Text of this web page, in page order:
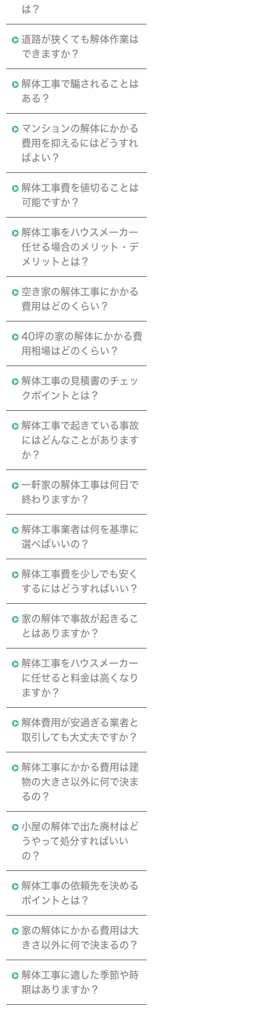
は？
道路が狭くても解体作業は
できますか？
解体工事で騙されることは
ある？
マンションの解体にかかる
費用を抑えるにはどうすれ
ばよい？
解体工事費を値切ることは
可能ですか？
解体工事をハウスメーカー
任せる場合のメリット・デ
メリットとは？
空き家の解体工事にかかる
費用はどのくらい？
40坪の家の解体にかかる費
用相場はどのくらい？
解体工事の見積書のチェッ
クポイントとは？
解体工事で起きている事故
にはどんなことがあります
か？
一軒家の解体工事は何日で
終わりますか？
解体工事業者は何を基準に
選べばいいの？
解体工事費を少しでも安く
するにはどうすればいい？
家の解体で事故が起きるこ
とはありますか？
解体工事をハウスメーカー
に任せると料金は高くなり
ますか？
解体費用が安過ぎる業者と
取引しても大丈夫ですか？
解体工事にかかる費用は建
物の大きさ以外に何で決ま
るの？
小屋の解体で出た廃材はど
うやって処分すればいい
の？
解体工事の依頼先を決める
ポイントとは？
家の解体にかかる費用は大
きさ以外に何で決まるの？
解体工事に適した季節や時
期はありますか？